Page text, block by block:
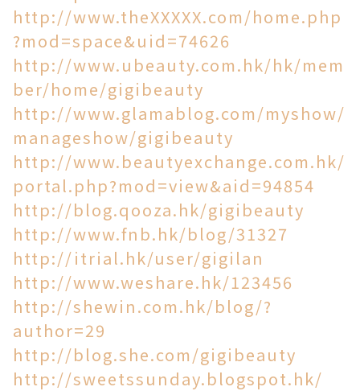
http://www.theXXXXX.com/home.php
?mod=space&uid=74626
http://www.ubeauty.com.hk/hk/mem
ber/home/gigibeauty
http://www.glamablog.com/myshow/
manageshow/gigibeauty
http://www.beautyexchange.com.hk/
portal.php?mod=view&aid=94854
http://blog.qooza.hk/gigibeauty
http://www.fnb.hk/blog/31327
http://itrial.hk/user/gigilan
http://www.weshare.hk/123456
http://shewin.com.hk/blog/?
author=29
http://blog.she.com/gigibeauty
http://sweetssunday.blogspot.hk/